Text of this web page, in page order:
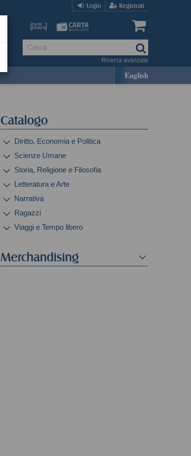
Login Registrati
Ricerca avanzata
English
Catalogo
Diritto, Economia e Politica
Scienze Umane
Storia, Religione e Filosofia
Letteratura e Arte
Narrativa
Ragazzi
Viaggi e Tempo libero
Merchandising